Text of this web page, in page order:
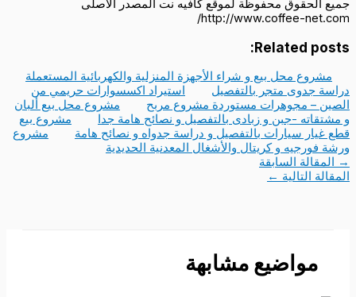
جميع الحقوق محفوظة لموقع كافيه نت المصدر الاصلى
http://www.coffee-net.com/
Related posts:
مشروع محل بيع و شراء الأجهزة المنزلية والكهربائية المستعملة
دراسة جدوى متجر بالتفصيل
استيراد اكسسوارات حريمي من
الصين – مجوهرات مستوردة مشروع مربح
مشروع محل بيع ألبان
و مشتقاته -جبن و زبادى بالتفصيل و نصائح هامة جدا
مشروع بيع
قطع غيار سيارات بالتفصيل و دراسة جدواه و نصائح هامة
مشروع
ورشة فورجيه و كريتال والأشغال المعدنية الحديدية
→ المقالة السابقة
المقالة التالية ←
مواضيع مشابهة